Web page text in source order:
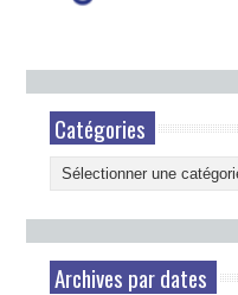
Catégories
Catégories
Archives par dates